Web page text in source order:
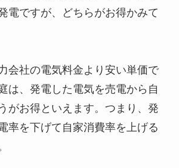
電ですが、どちらがお得かみて
会社の電気料金より安い単価で
は、発電した電気を売電から自
がお得といえます。つまり、発
率を下げて自家消費率を上げる